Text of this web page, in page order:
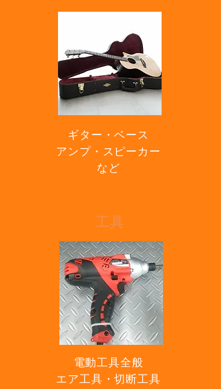
工具
電動工具全般
エア工具・切断工具
ギター・ベース
アンプ・ スピーカー
など